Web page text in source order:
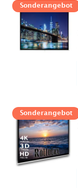
Sonderangebot
Sonderangebot